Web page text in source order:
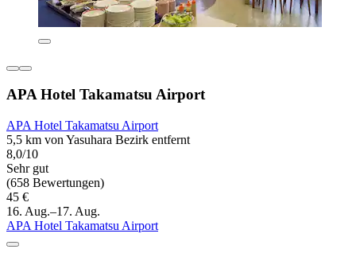
APA Hotel Takamatsu Airport
APA Hotel Takamatsu Airport
5,5 km von Yasuhara Bezirk entfernt
8,0/10
Sehr gut
(658 Bewertungen)
45 €
16. Aug.–17. Aug.
APA Hotel Takamatsu Airport